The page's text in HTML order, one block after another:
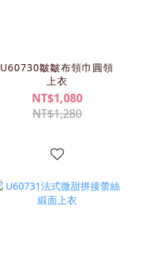
U60730皺皺布領巾圓領
上衣
NT$1,080
NT$1,280